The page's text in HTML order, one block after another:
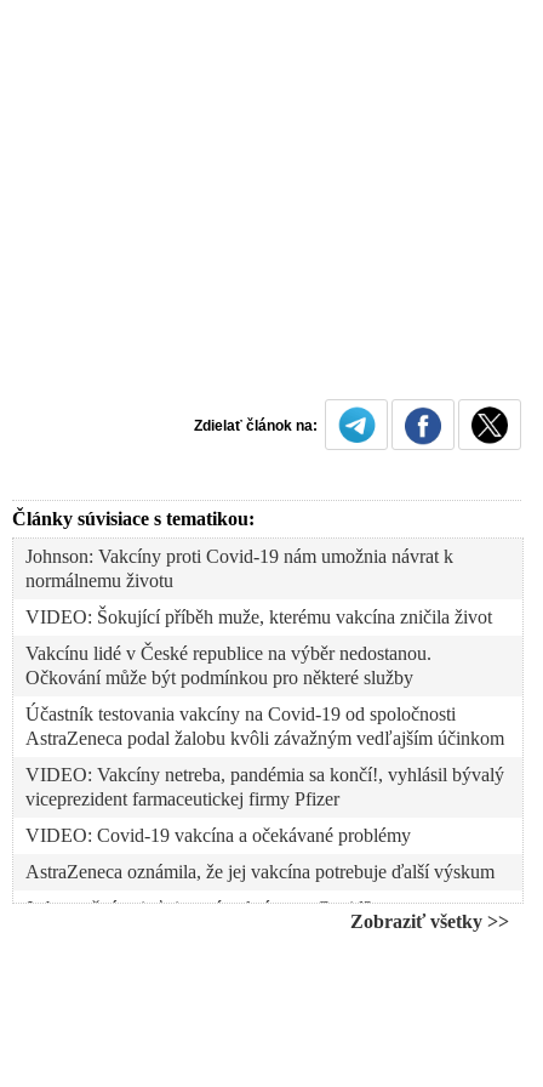
Zdielať článok na:
Články súvisiace s tematikou:
Johnson: Vakcíny proti Covid-19 nám umožnia návrat k
normálnemu životu
VIDEO: Šokující příběh muže, kterému vakcína zničila život
Vakcínu lidé v České republice na výběr nedostanou.
Očkování může být podmínkou pro některé služby
Účastník testovania vakcíny na Covid-19 od spoločnosti
AstraZeneca podal žalobu kvôli závažným vedľajším účinkom
VIDEO: Vakcíny netreba, pandémia sa končí!, vyhlásil bývalý
viceprezident farmaceutickej firmy Pfizer
VIDEO: Covid-19 vakcína a očekávané problémy
AstraZeneca oznámila, že jej vakcína potrebuje ďalší výskum
Je bezpečné vziať si novú vakcínu na Covid?
Zobraziť všetky >>